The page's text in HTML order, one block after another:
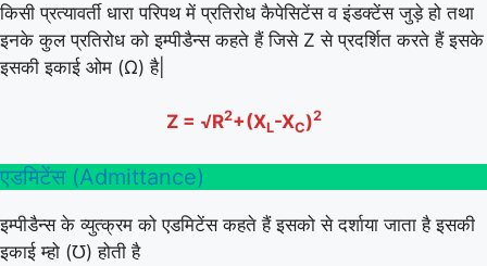
किसी प्रत्यावर्ती धारा परिपथ में प्रतिरोध कैपेसिटेंस व इंडक्टेंस जुड़े हो तथा
इनके कुल प्रतिरोध को इम्पीडैन्स कहते हैं जिसे Z से प्रदर्शित करते हैं इसके
इसकी इकाई ओम (Ω) है|
Z = √R2+(XL-XC)2
एडमिटेंस (Admittance)
इम्पीडैन्स के व्युत्क्रम को एडमिटेंस कहते हैं इसको से दर्शाया जाता है इसकी
इकाई म्हो (℧) होती है